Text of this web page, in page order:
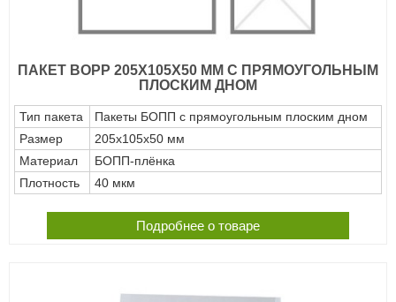
ПАКЕТ ВОРР 205Х105Х50 ММ С ПРЯМОУГОЛЬНЫМ
ПЛОСКИМ ДНОМ
Тип пакета
Пакеты БОПП с прямоугольным плоским дном
Размер
205х105х50 мм
Материал
БОПП-плёнка
Плотность
40 мкм
Подробнее о товаре